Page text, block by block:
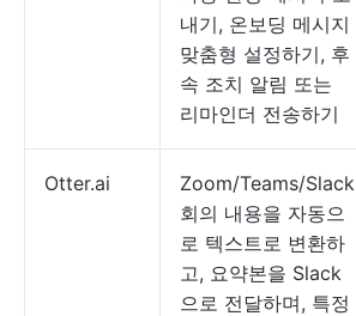
내기, 온보딩 메시지
맞춤형 설정하기, 후
속 조치 알림 또는
리마인더 전송하기
Otter.ai
Zoom/Teams/Slack
회의 내용을 자동으
로 텍스트로 변환하
고, 요약본을 Slack
으로 전달하며, 특정